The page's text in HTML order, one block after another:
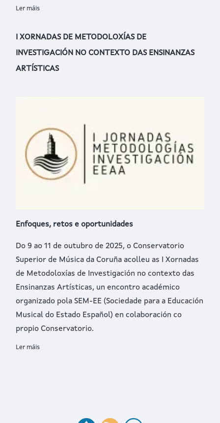
Ler máis
I XORNADAS DE METODOLOXÍAS DE
INVESTIGACIÓN NO CONTEXTO DAS ENSINANZAS
ARTÍSTICAS
Enfoques, retos e oportunidades
Do 9 ao 11 de outubro de 2025, o Conservatorio
Superior de Música da Coruña acolleu as I Xornadas
de Metodoloxías de Investigación no contexto das
Ensinanzas Artísticas, un encontro académico
organizado pola SEM-EE (Sociedade para a Educación
Musical do Estado Español) en colaboración co
propio Conservatorio.
Ler máis